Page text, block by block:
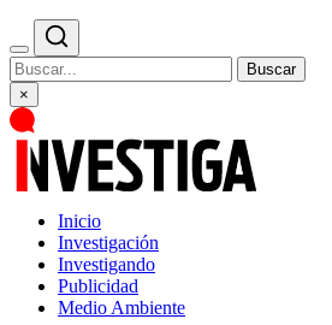
Buscar
×
Inicio
Investigación
Investigando
Publicidad
Medio Ambiente